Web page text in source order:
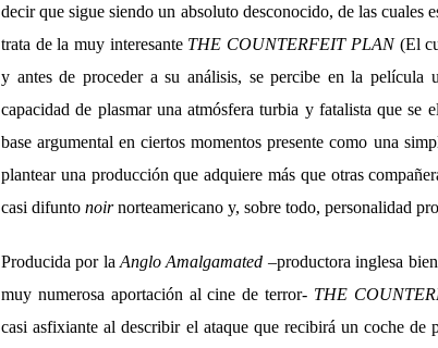
decir que sigue siendo un absoluto desconocido, de las cuales
trata de la muy interesante THE COUNTERFEIT PLAN(El
y antes de proceder a su análisis, se percibe en la película
capacidad de plasmar una atmósfera turbia y fatalista que se
base argumental en ciertos momentos presente como una
plantear una producción que adquiere más que otras
casi difunto noirnorteamericano y, sobre todo, personalidad
Producida por laAnglo Amalgamated –productora inglesa
muy numerosa aportación al cine de terror- THE
casi asfixiante al describir el ataque que recibirá un coche de